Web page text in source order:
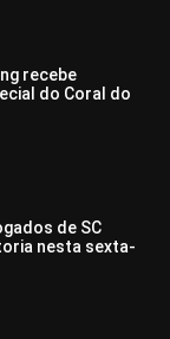
recebe
do Coral do
de SC
nesta sexta-